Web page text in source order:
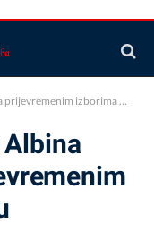
izborima na Kosovu